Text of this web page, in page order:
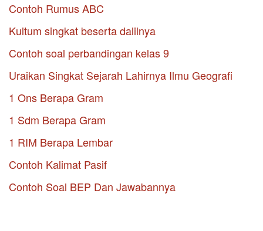
Contoh Rumus ABC
Kultum singkat beserta dalilnya
Contoh soal perbandingan kelas 9
Uraikan Singkat Sejarah Lahirnya Ilmu Geografi
1 Ons Berapa Gram
1 Sdm Berapa Gram
1 RIM Berapa Lembar
Contoh Kalimat Pasif
Contoh Soal BEP Dan Jawabannya